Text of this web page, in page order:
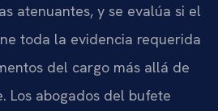
atenuantes, y se evalúa si el
toda la evidencia requerida
del cargo más allá de
Los abogados del bufete